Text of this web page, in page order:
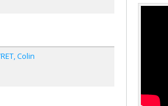
Colin